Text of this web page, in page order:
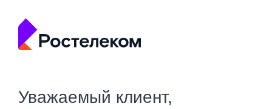
Уважаемый клиент,